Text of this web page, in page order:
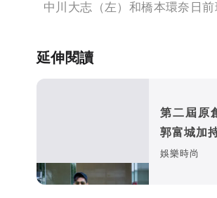
中川大志（左）和橋本環奈日前
延伸閱讀
第二屆原
郭富城加
娛樂時尚